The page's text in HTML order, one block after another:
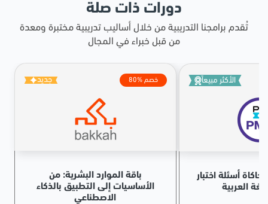
دورات ذات صلة
تُقدم برامجنا التدريبية من خلال أساليب تدريبية مختبرة ومعدة
من قبل خبراء في المجال
جديد 80% خصم
باقة الموارد البشرية: من
الأساسيات إلى التطبيق بالذكاء
الاصطناعي
الأكثر مبيعاً
محاكاة أسئلة اختبار PMP® الإصدار
العربية